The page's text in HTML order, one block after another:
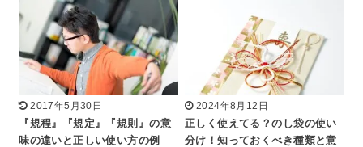
2017年5月30日
『規程』『規定』『規則』の意
味の違いと正しい使い方の例
2024年8月12日
正しく使えてる？のし袋の使い
分け！知っておくべき種類と意